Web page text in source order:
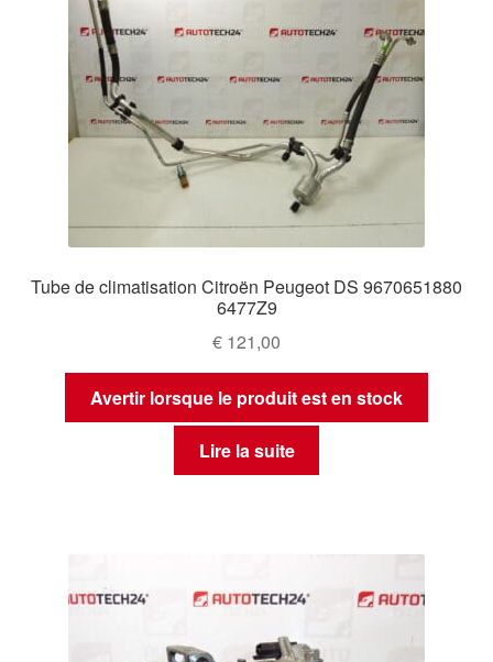
Tube de climatisation Citroën Peugeot DS 9670651880
6477Z9
€ 121,00
Avertir lorsque le produit est en stock
Lire la suite